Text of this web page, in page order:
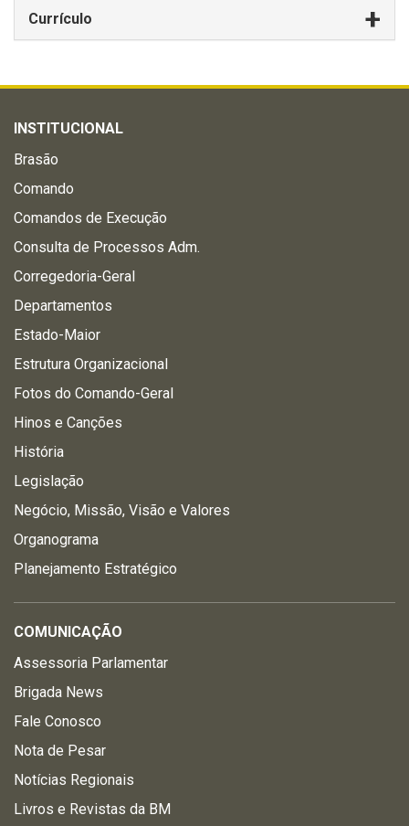
Currículo
INSTITUCIONAL
Brasão
Comando
Comandos de Execução
Consulta de Processos Adm.
Corregedoria-Geral
Departamentos
Estado-Maior
Estrutura Organizacional
Fotos do Comando-Geral
Hinos e Canções
História
Legislação
Negócio, Missão, Visão e Valores
Organograma
Planejamento Estratégico
COMUNICAÇÃO
Assessoria Parlamentar
Brigada News
Fale Conosco
Nota de Pesar
Notícias Regionais
Livros e Revistas da BM